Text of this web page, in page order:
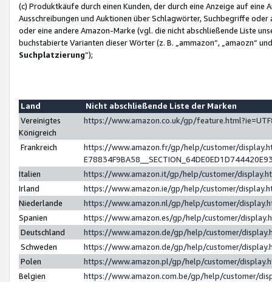
(c) Produktkäufe durch einen Kunden, der durch eine Anzeige auf
Ausschreibungen und Auktionen über Schlagwörter, Suchbegriffe
oder eine andere Amazon-Marke (vgl. die nicht abschließende Liste
buchstabierte Varianten dieser Wörter (z. B. „ammazon“, „amaozn“
Suchplatzierung”);
Land
Nicht abschließende Liste der Marken
Vereinigtes
Königreich
https://www.amazon.co.uk/gp/
Frankreich
https://www.amazon.fr/gp/help/customer/
Italien
https://www.amazon.it/gp/help/customer/
Irland
https://www.amazon.ie/gp/help/customer/
Niederlande
https://www.amazon.nl/gp/help/customer/
Spanien
https://www.amazon.es/gp/help/customer/
Deutschland
https://www.amazon.de/gp/help/customer/
Schweden
https://www.amazon.de/gp/help/customer/
Polen
https://www.amazon.pl/gp/help/customer/
Belgien
https://www.amazon.com.be/gp/help/customer/